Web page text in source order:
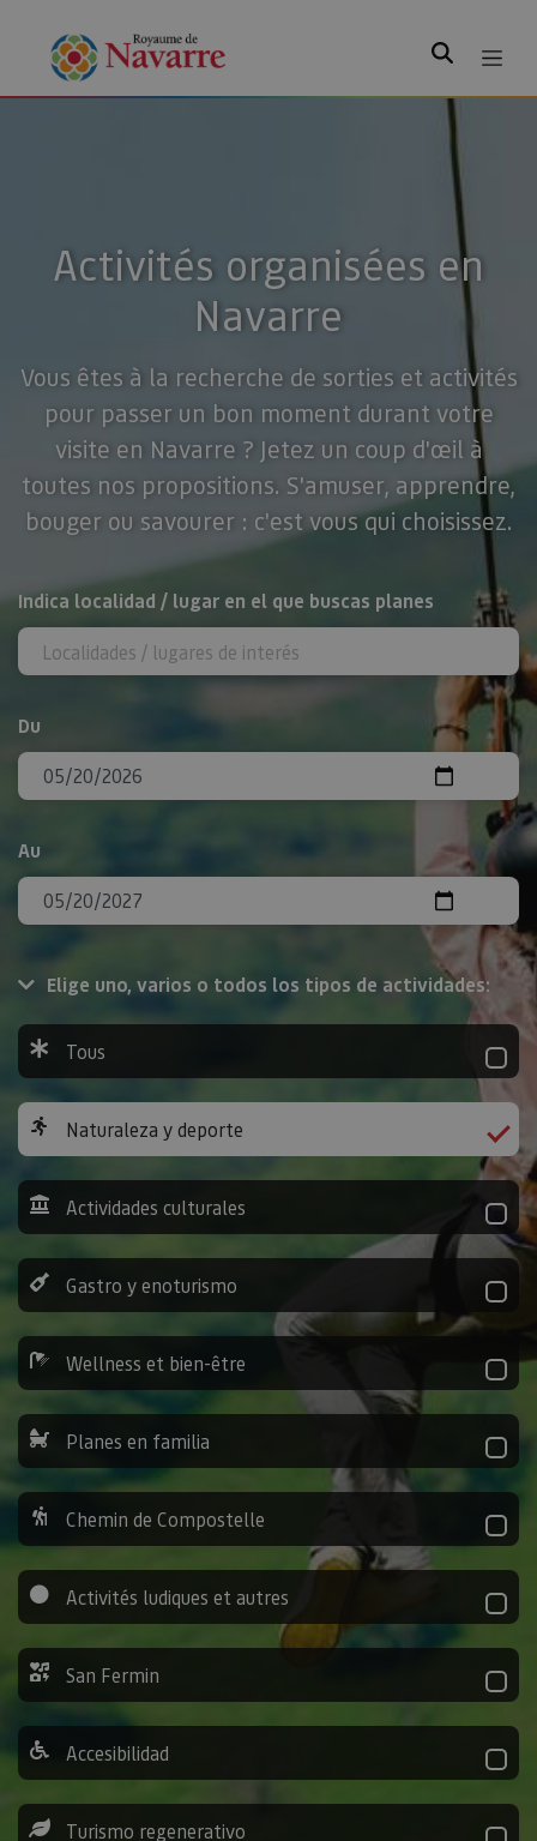
Rechercher
Activités organisées en
Navarre
Vous êtes à la recherche de sorties et activités
pour passer un bon moment durant votre
visite en Navarre ? Jetez un coup d'œil à
toutes nos propositions. S'amuser, apprendre,
bouger ou savourer : c'est vous qui choisissez.
Rechercher
Indica localidad / lugar en el que buscas planes
Du
Au
Elige uno, varios o todos los tipos de actividades:
Tous
Naturaleza y deporte
Actividades culturales
Gastro y enoturismo
Wellness et bien-être
Planes en familia
Chemin de Compostelle
Activités ludiques et autres
San Fermin
Accesibilidad
Turismo regenerativo